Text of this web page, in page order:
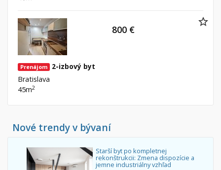
Prenájom
2-izbový byt
Bratislava
45m2
800 €
Nové trendy v bývaní
Starší byt po kompletnej
rekonštrukcii: Zmena dispozície a
jemne industriálny vzhľad